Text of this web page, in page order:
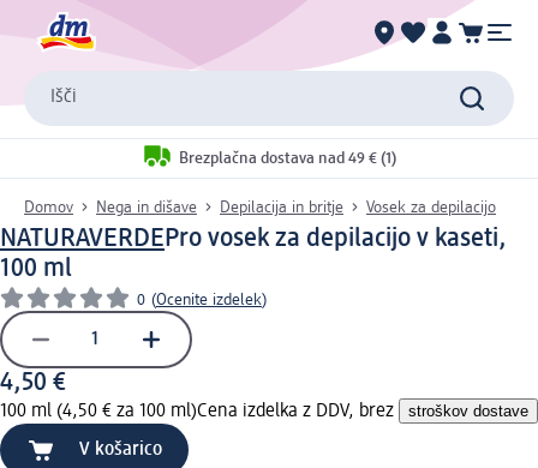
Išči
Brezplačna dostava nad 49 € (1)
Domov Nega in dišave Depilacija in britje Vosek za depilacijo
NATURAVERDEPro vosek za depilacijo v kaseti,
100 ml
0 (Ocenite izdelek)
4,50 €
100 ml (4,50 € za 100 ml)Cena izdelka z DDV, brez stroškov dostave
V košarico